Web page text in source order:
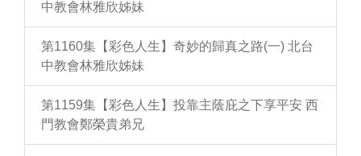
中教會林雅欣姊妹
第1160集【彩色人生】奇妙的歸真之路(一) 北台
中教會林雅欣姊妹
第1159集【彩色人生】投靠主蔭庇之下享平安 西
門教會鄭榮貴弟兄